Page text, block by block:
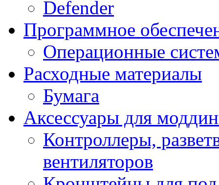
Defender
Программное
Операционные
Расходные материалы
Бумага
Аксессуары для
Контроллеры,
вентиляторов